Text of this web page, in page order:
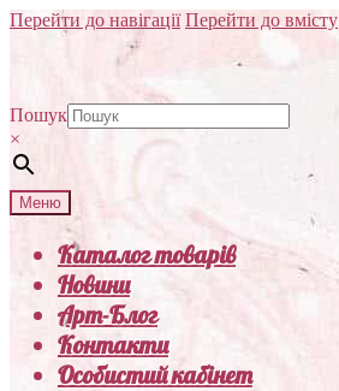
Перейти до навігації Перейти до вмісту
Пошук
×
Меню
Каталог товарів
Новини
Арт-Блог
Контакти
Особистий кабінет